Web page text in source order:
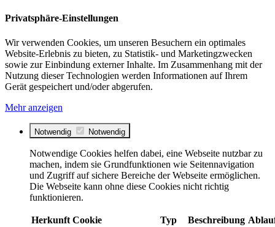
Privatsphäre-Einstellungen
Wir verwenden Cookies, um unseren Besuchern ein optimales
Website-Erlebnis zu bieten, zu Statistik- und Marketingzwecken
sowie zur Einbindung externer Inhalte. Im Zusammenhang mit der
Nutzung dieser Technologien werden Informationen auf Ihrem
Gerät gespeichert und/oder abgerufen.
Mehr anzeigen
Notwendig Notwendig
Notwendige Cookies helfen dabei, eine Webseite nutzbar zu
machen, indem sie Grundfunktionen wie Seitennavigation
und Zugriff auf sichere Bereiche der Webseite ermöglichen.
Die Webseite kann ohne diese Cookies nicht richtig
funktionieren.
Herkunft Cookie Typ Beschreibung